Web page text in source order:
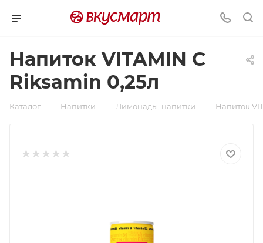
Напиток VITAMIN C
Riksamin 0,25л
Каталог — Напитки — Лимонады, напитки — Напиток